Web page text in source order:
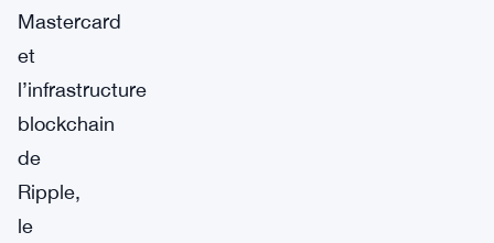
Mastercard
et
l’infrastructure
blockchain
de
Ripple,
le